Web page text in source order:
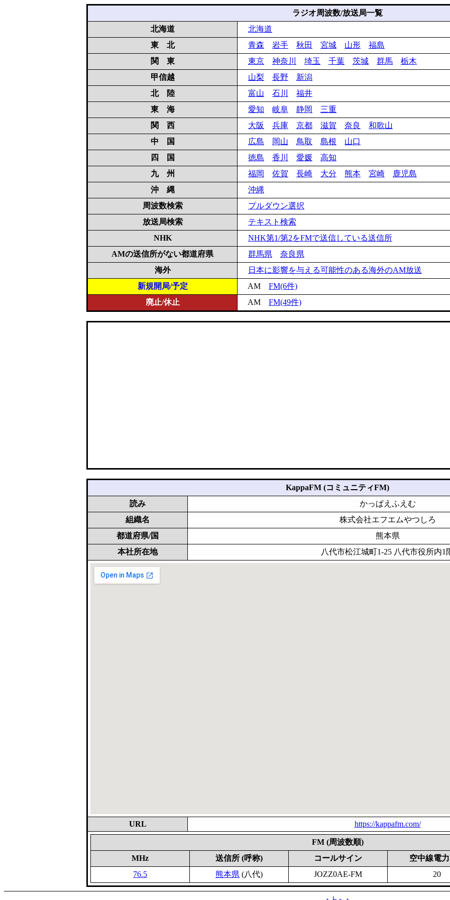
ラジオ周波数/放送局一覧
北海道
北海道
東 北
青森 岩手 秋田 宮城 山形
福島
関 東
東京 神奈川 埼玉 千葉 茨城 群馬
栃木
甲信越
山梨 長野
新潟
北 陸
富山 石川
福井
東 海
愛知 岐阜 静岡
三重
関 西
大阪 兵庫 京都 滋賀 奈良
和歌山
中 国
広島 岡山 鳥取 島根
山口
四 国
徳島 香川 愛媛
高知
九 州
福岡 佐賀 長崎 大分 熊本 宮崎
鹿児島
沖 縄
沖縄
周波数検索
プルダウン選択
放送局検索
テキスト検索
NHK
NHK第1/第2をFMで送信している送信所
AMの送信所がない都道府県
群馬県
奈良県
海外
日本に影響を与える可能性のある海外のAM放送
新規開局/予定
AM FM(6件)
廃止/休止
AM FM(49件)
KappaFM (コミュニティFM)
読み
かっぱえふえむ
組織名
株式会社エフエムやつしろ
都道府県/国
熊本県
本社所在地
八代市松江城町1-25 八代市役所内1
URL https://kappafm.com/
FM (周波数順)
MHz
送信所 (呼称) コールサイン
空中線電
76.5
熊本県 (八代) JOZZ0AE-FM 20